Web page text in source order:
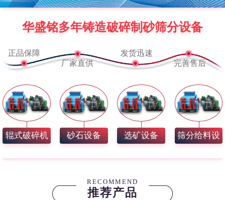
华盛铭多年铸造破碎制砂筛分设备
正品保障
厂家直供
发货迅速
完善售后
辊式破碎机 砂石设备 选矿设备
筛分给料设
RECOMMEND
推荐产品